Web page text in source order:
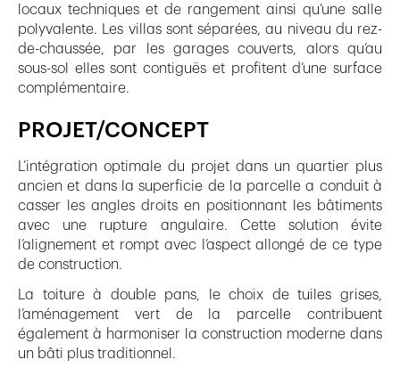
locaux techniques et de rangement ainsi qu’une salle
polyvalente. Les villas sont séparées, au niveau du rez-
de-chaussée, par les garages couverts, alors qu’au
sous-sol elles sont contiguës et profitent d’une surface
complémentaire.
PROJET/CONCEPT
L’intégration optimale du projet dans un quartier plus
ancien et dans la superficie de la parcelle a conduit à
casser les angles droits en positionnant les bâtiments
avec une rupture angulaire. Cette solution évite
l’alignement et rompt avec l’aspect allongé de ce type
de construction.
La toiture à double pans, le choix de tuiles grises,
l’aménagement vert de la parcelle contribuent
également à harmoniser la construction moderne dans
un bâti plus traditionnel.